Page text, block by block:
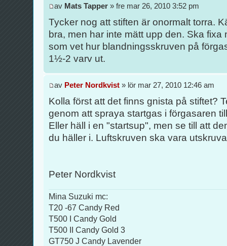
av Mats Tapper » fre mar 26, 2010 3:52 pm
Tycker nog att stiften är onormalt torra.
bra, men har inte mätt upp den. Ska
som vet hur blandningsskruven på
1½-2 varv ut.
av Peter Nordkvist » lör mar 27, 2010 12:46 am
Kolla först att det finns gnista på stiftet?
genom att spraya startgas i förgasaren
Eller häll i en "startsup", men se till att
du häller i. Luftskruven ska vara
Peter Nordkvist
Mina Suzuki mc:
T20 -67 Candy Red
T500 I Candy Gold
T500 II Candy Gold 3
GT750 J Candy Lavender